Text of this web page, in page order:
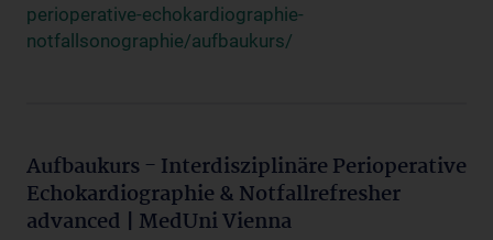
perioperative-echokardiographie-
notfallsonographie/aufbaukurs/
Aufbaukurs - Interdisziplinäre Perioperative
Echokardiographie & Notfallrefresher
advanced | MedUni Vienna